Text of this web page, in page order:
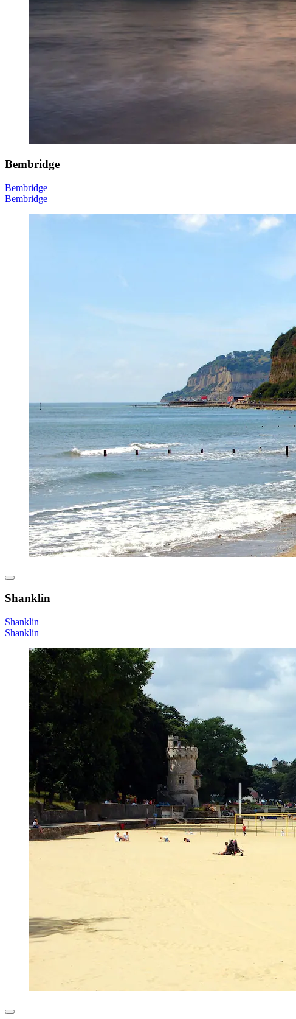
Bembridge
Bembridge
Bembridge
Shanklin
Shanklin
Shanklin